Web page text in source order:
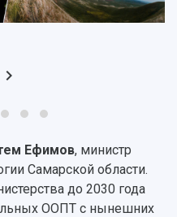
двигателей
организации
Ефимов, министр
Самарской области.
до 2030 года
ООПТ с нынешних